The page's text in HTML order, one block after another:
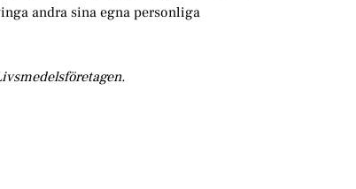
andra sina egna personliga